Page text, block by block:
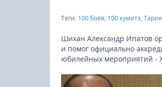
Теги: 100 боёв, 100 кумитэ,
Шихан Александр Ипатов
и помог официально
юбилейных мероприятий -